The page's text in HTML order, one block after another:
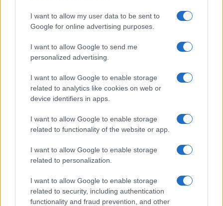
I want to allow my user data to be sent to
Google for online advertising purposes.
I want to allow Google to send me
personalized advertising.
I want to allow Google to enable storage
related to analytics like cookies on web or
device identifiers in apps.
I want to allow Google to enable storage
related to functionality of the website or app.
I want to allow Google to enable storage
related to personalization.
I want to allow Google to enable storage
related to security, including authentication
functionality and fraud prevention, and other
ΕΤΙΚΕΤΕΣ Kia EV5 Toyota Volkswagen
BYD Han L EV: Νέο μεγάλο
σεντάν υψηλών επιδόσεων
Το Tesla Model Y Juniper
βγαίνει στις αγορές
ΠΕΡΙΣΣΟΤΕΡΑ ΑΠΟ ΤΟΝ ΔΗΜΙΟΥΡΓΟ